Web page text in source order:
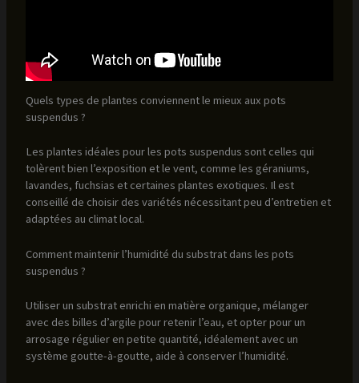
Quels types de plantes conviennent le mieux aux pots
suspendus ?
Les plantes idéales pour les pots suspendus sont celles qui
tolèrent bien l’exposition et le vent, comme les géraniums,
lavandes, fuchsias et certaines plantes exotiques. Il est
conseillé de choisir des variétés nécessitant peu d’entretien et
adaptées au climat local.
Comment maintenir l’humidité du substrat dans les pots
suspendus ?
Utiliser un substrat enrichi en matière organique, mélanger
avec des billes d’argile pour retenir l’eau, et opter pour un
arrosage régulier en petite quantité, idéalement avec un
système goutte-à-goutte, aide à conserver l’humidité.